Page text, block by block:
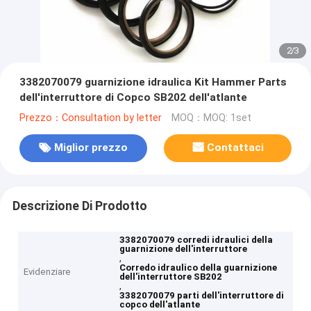
2/3
3382070079 guarnizione idraulica Kit Hammer Parts
dell'interruttore di Copco SB202 dell'atlante
Prezzo：Consultation by letter MOQ：MOQ: 1set
Miglior prezzo Contattaci
Descrizione Di Prodotto
Evidenziare
3382070079 corredi idraulici della
guarnizione dell'interruttore
,
Corredo idraulico della guarnizione
dell'interruttore SB202
,
3382070079 parti dell'interruttore di
copco dell'atlante